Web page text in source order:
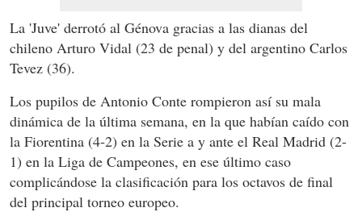
La 'Juve' derrotó al Génova gracias a las dianas del
chileno Arturo Vidal (23 de penal) y del argentino Carlos
Tevez (36).
Los pupilos de Antonio Conte rompieron así su mala
dinámica de la última semana, en la que habían caído con
la Fiorentina (4-2) en la Serie a y ante el Real Madrid (2-
1) en la Liga de Campeones, en ese último caso
complicándose la clasificación para los octavos de final
del principal torneo europeo.